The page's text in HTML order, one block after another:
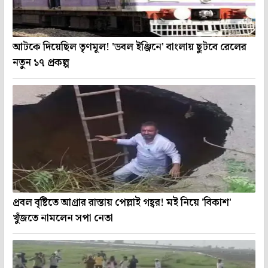
আটকে দিয়েছিল তৃণমূল! 'ডবল ইঞ্জিনে' বাংলায় ছুটবে রেলের
নতুন ১৭ প্রকল্প
প্রবল বৃষ্টিতে আগ্রার রাস্তায় পেল্লাই গহ্বর! মই নিয়ে 'বিকাশ'
খুঁজতে নামলেন সপা নেতা